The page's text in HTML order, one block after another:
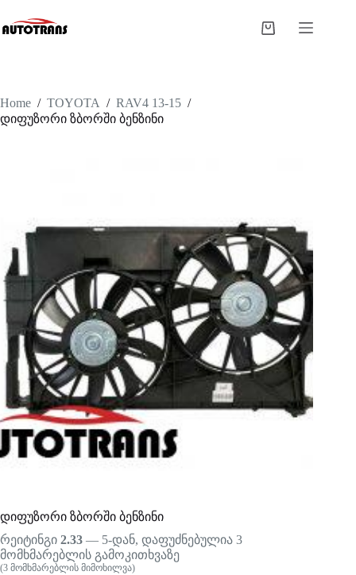
Home / TOYOTA / RAV4 13-15 /
დიფუზორი ზბორში ბენზინი
დიფუზორი ზბორში ბენზინი
რეიტინგი 2.33 — 5-დან, დაფუძნებულია 3
მომხმარებლის გამოკითხვაზე
(3 მომხმარებლის მიმოხილვა)